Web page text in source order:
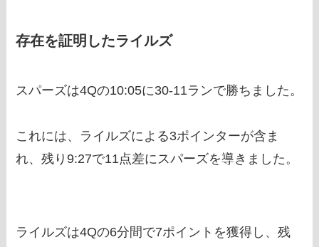
存在を証明したライルズ
スパーズは4Qの10:05に30-11ランで勝ちました。
これには、ライルズによる3ポインターが含ま
れ、残り9:27で11点差にスパーズを導きました。
ライルズは4Qの6分間で7ポイントを獲得し、残